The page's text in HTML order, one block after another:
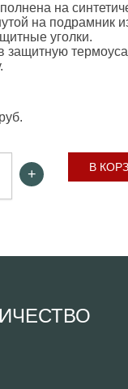
на
на подрамник
уголки.
защитную
руб.
+ В